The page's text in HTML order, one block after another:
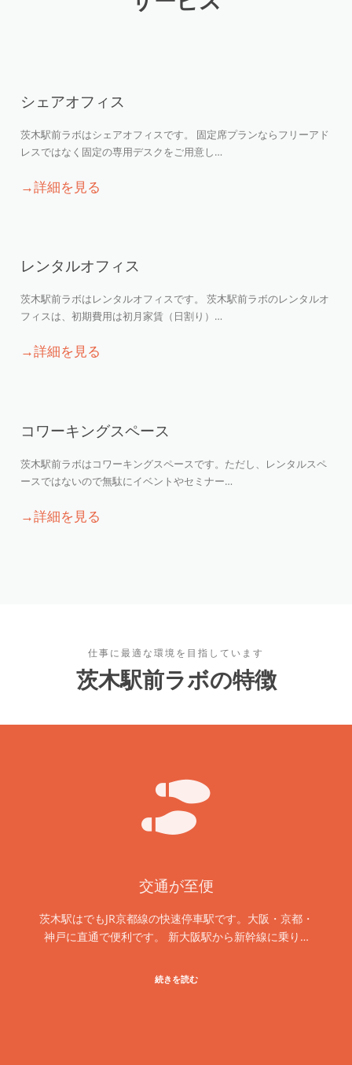
シェアオフィス
茨木駅前ラボはシェアオフィスです。 固定席プランならフリーアド
レスではなく固定の専用デスクをご用意し…
→詳細を見る
レンタルオフィス
茨木駅前ラボはレンタルオフィスです。 茨木駅前ラボのレンタルオ
フィスは、初期費用は初月家賃（日割り）…
→詳細を見る
コワーキングスペース
茨木駅前ラボはコワーキングスペースです。ただし、レンタルスペ
ースではないので無駄にイベントやセミナー…
→詳細を見る
仕事に最適な環境を目指しています
茨木駅前ラボの特徴
交通が至便
茨木駅はでもJR京都線の快速停車駅です。大阪・京都・
神戸に直通で便利です。 新大阪駅から新幹線に乗り…
続きを読む